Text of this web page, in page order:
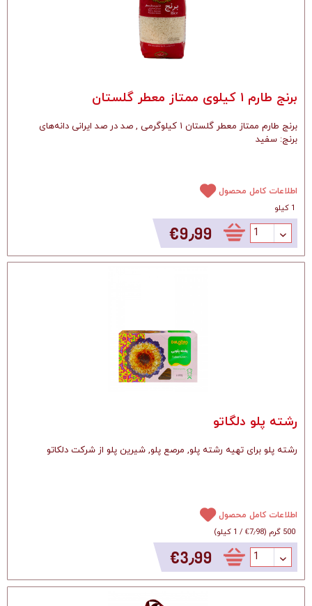
برنج طارم ۱ کیلوی ممتاز معطر گلستان
برنج طارم ممتاز معطر گلستان ۱ کیلوگرمی , صد در صد ایرانی دانه‌های
برنج: سفید
اطلاعات کامل محصول
1 کیلو
‎€9٫99
رشته پلو دلگاتو
رشته پلو برای تهیه رشته پلو, مرصع پلو, شیرین پلو از شرکت دلکاتو
اطلاعات کامل محصول
500 گرم
(‎€7٫98 / 1 کیلو )
‎€3٫99